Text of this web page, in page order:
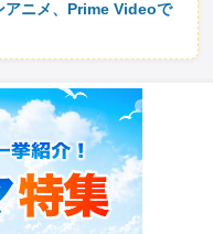
アニメ、Prime Videoで